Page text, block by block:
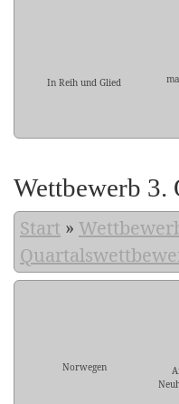
In Reih und Glied
Wettbewerb 3.
Start »
Norwegen